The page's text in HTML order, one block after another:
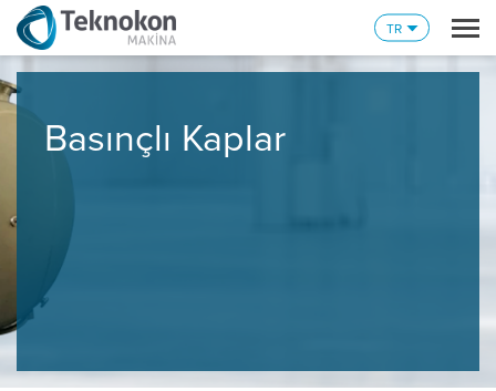
TR
Basınçlı Kaplar